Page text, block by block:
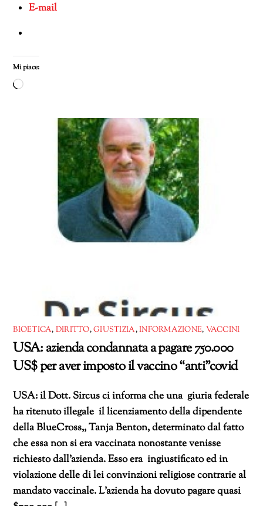
E-mail
Mi piace:
Caricamento
BIOETICA, DIRITTO,GIUSTIZIA,INFORMAZIONE, VACCINI
USA: azienda condannata a pagare 750.000
US$ per aver imposto il vaccino “anti”covid
USA: il Dott. Sircus ci informa che una giuria federale
ha ritenuto illegale il licenziamento della dipendente
della BlueCross,, Tanja Benton, determinato dal fatto
che essa non si era vaccinata nonostante venisse
richiesto dall’azienda. Esso era ingiustificato ed in
violazione delle di lei convinzioni religiose contrarie al
mandato vaccinale. L’azienda ha dovuto pagare quasi